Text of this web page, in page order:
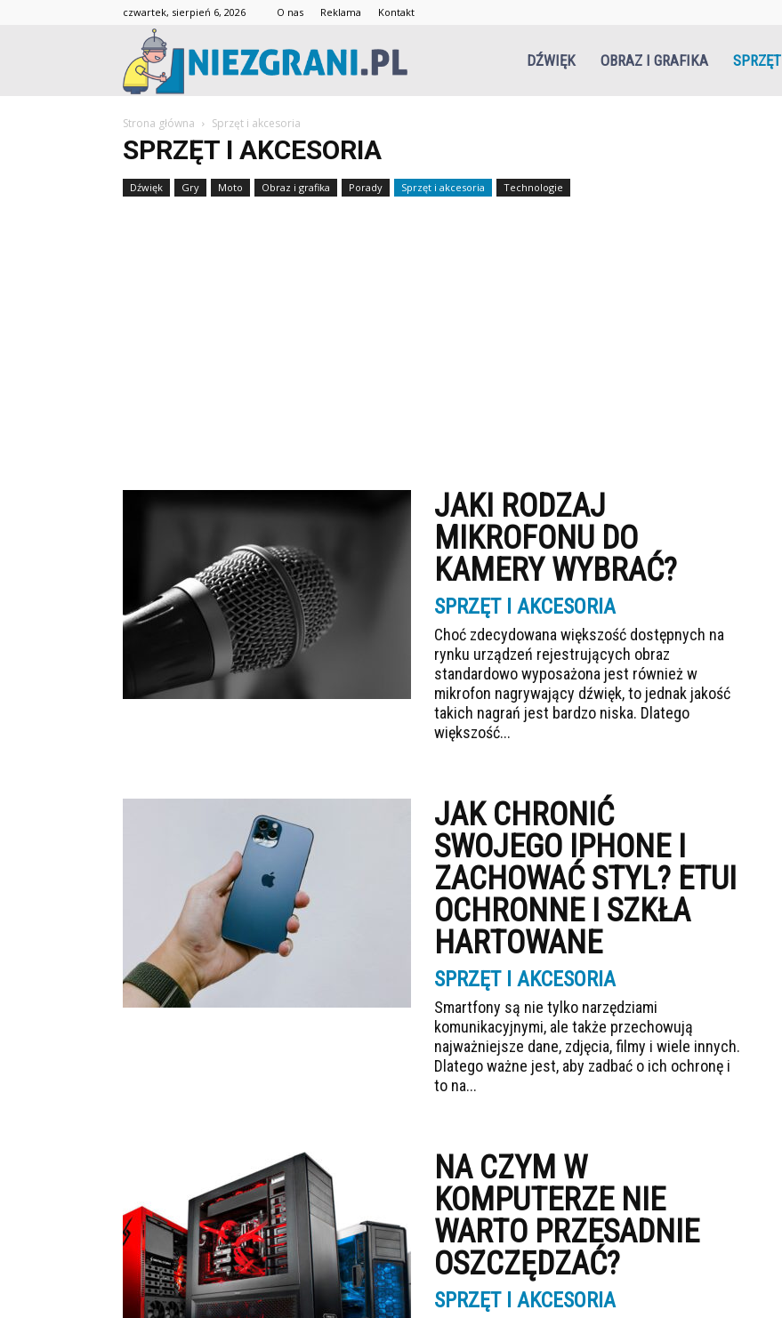
czwartek, sierpień 6, 2026 O nas Reklama Kontakt
DŹWIĘK OBRAZ I GRAFIKA SPRZĘT
Strona główna Sprzęt i akcesoria
SPRZĘT I AKCESORIA
Dźwięk Gry Moto Obraz i grafika Porady Sprzęt i akcesoria Technologie
JAKI RODZAJ
MIKROFONU DO
KAMERY WYBRAĆ?
SPRZĘT I AKCESORIA
Choć zdecydowana większość dostępnych na
rynku urządzeń rejestrujących obraz
standardowo wyposażona jest również w
mikrofon nagrywający dźwięk, to jednak jakość
takich nagrań jest bardzo niska. Dlatego
większość...
JAK CHRONIĆ
SWOJEGO IPHONE I
ZACHOWAĆ STYL? ETUI
OCHRONNE I SZKŁA
HARTOWANE
SPRZĘT I AKCESORIA
Smartfony są nie tylko narzędziami
komunikacyjnymi, ale także przechowują
najważniejsze dane, zdjęcia, filmy i wiele innych.
Dlatego ważne jest, aby zadbać o ich ochronę i
to na...
NA CZYM W
KOMPUTERZE NIE
WARTO PRZESADNIE
OSZCZĘDZAĆ?
SPRZĘT I AKCESORIA